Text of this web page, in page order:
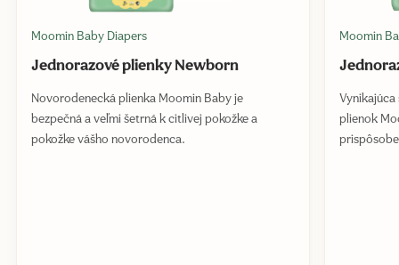
Moomin Baby Diapers
Jednorazové plienky Newborn
Novorodenecká plienka Moomin Baby je
bezpečná a veľmi šetrná k citlivej pokožke a
pokožke vášho novorodenca.
Moomin
plienok